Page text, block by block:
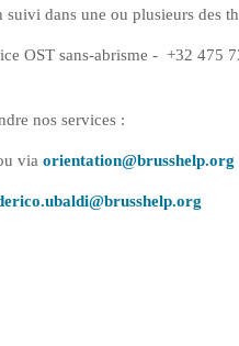
suivi dans une ou plusieurs des
OST sans-abrisme - +32 475
nos services :
via orientation@brusshelp.org